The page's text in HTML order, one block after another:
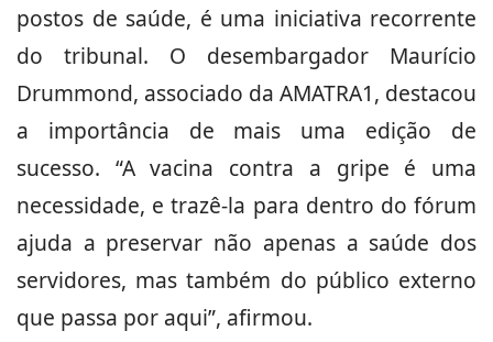
postos de saúde, é uma iniciativa recorrente
do tribunal. O desembargador Maurício
Drummond, associado da AMATRA1, destacou
a importância de mais uma edição de
sucesso. “A vacina contra a gripe é uma
necessidade, e trazê-la para dentro do fórum
ajuda a preservar não apenas a saúde dos
servidores, mas também do público externo
que passa por aqui”, afirmou.